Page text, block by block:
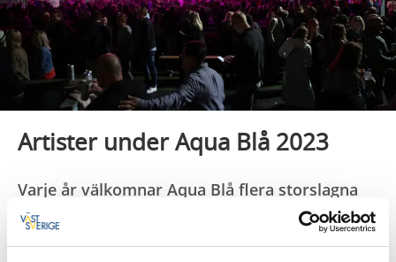
Artister under Aqua Blå 2023
Varje år välkomnar Aqua Blå flera storslagna
artister till Vänersborg som bjuder festivalens
besökare på en stor variation av musik med